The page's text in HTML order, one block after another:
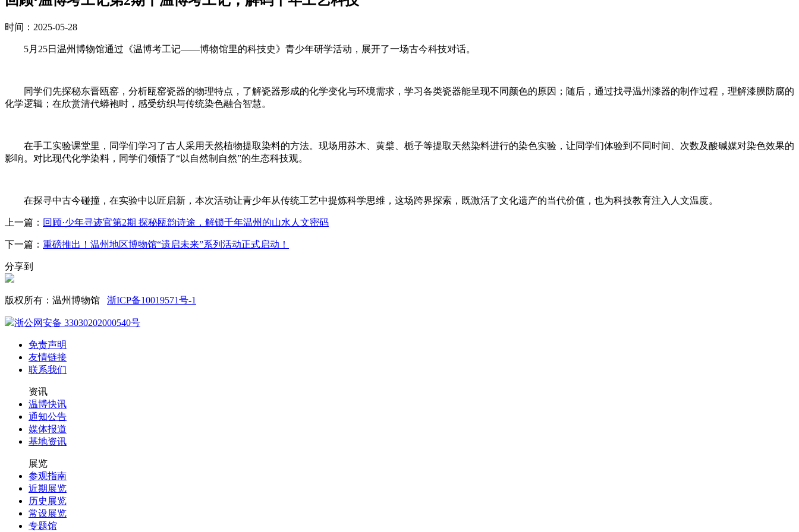
时间：2025-05-28
5月25日温州博物馆通过《温博考工记——博物馆里的科技史》青少年研学活动，展开了一场古今科技对话。
同学们先探秘东晋瓯窑，分析瓯窑瓷器的物理特点，了解瓷器形成的化学变化与环境需求，学习各类瓷器能呈现不同颜色的原因；随后，通过找寻温州漆器的制作过程，理解漆膜防腐的
化学逻辑；在欣赏清代蟒袍时，感受纺织与传统染色融合智慧。
在手工实验课堂里，同学们学习了古人采用天然植物提取染料的方法。现场用苏木、黄檗、栀子等提取天然染料进行的染色实验，让同学们体验到不同时间、次数及酸碱媒对染色效果的
影响。对比现代化学染料，同学们领悟了“以自然制自然”的生态科技观。
在探寻中古今碰撞，在实验中以匠启新，本次活动让青少年从传统工艺中提炼科学思维，这场跨界探索，既激活了文化遗产的当代价值，也为科技教育注入人文温度。
上一篇： 回顾·少年寻迹官第2期 探秘瓯韵诗途，解锁千年温州的山水人文密码
下一篇： 重磅推出！温州地区博物馆“遗启未来”系列活动正式启动！
分享到
版权所有：温州博物馆 浙ICP备10019571号-1
浙公网安备 33030202000540号
免责声明
友情链接
联系我们
资讯
温博快讯
通知公告
媒体报道
基地资讯
展览
参观指南
近期展览
历史展览
常设展览
专题馆